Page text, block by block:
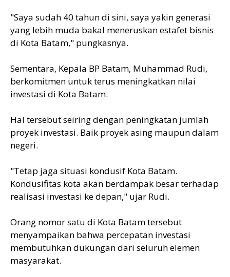
"Saya sudah 40 tahun di sini, saya yakin generasi
yang lebih muda bakal meneruskan estafet bisnis
di Kota Batam," pungkasnya.
Sementara, Kepala BP Batam, Muhammad Rudi,
berkomitmen untuk terus meningkatkan nilai
investasi di Kota Batam.
Hal tersebut seiring dengan peningkatan jumlah
proyek investasi. Baik proyek asing maupun dalam
negeri.
"Tetap jaga situasi kondusif Kota Batam.
Kondusifitas kota akan berdampak besar terhadap
realisasi investasi ke depan," ujar Rudi.
Orang nomor satu di Kota Batam tersebut
menyampaikan bahwa percepatan investasi
membutuhkan dukungan dari seluruh elemen
masyarakat.